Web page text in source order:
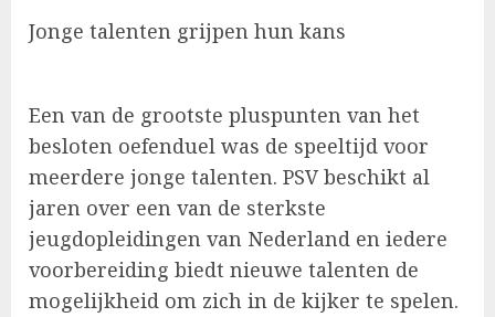
Jonge talenten grijpen hun kans
Een van de grootste pluspunten van het
besloten oefenduel was de speeltijd voor
meerdere jonge talenten. PSV beschikt al
jaren over een van de sterkste
jeugdopleidingen van Nederland en iedere
voorbereiding biedt nieuwe talenten de
mogelijkheid om zich in de kijker te spelen.